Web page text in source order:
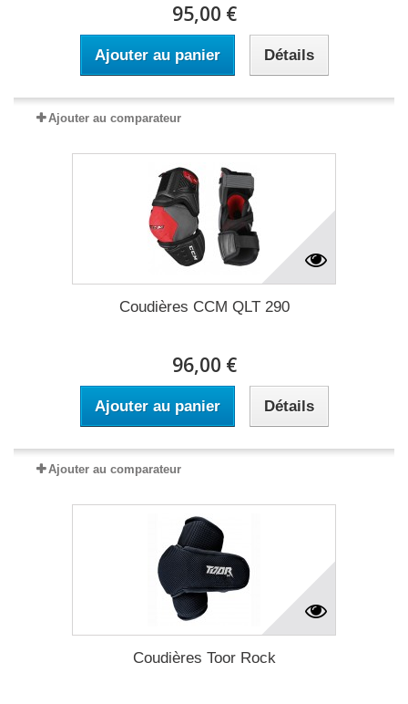
95,00 €
Ajouter au panier Détails
Ajouter au comparateur
Coudières CCM QLT 290
96,00 €
Ajouter au panier Détails
Ajouter au comparateur
Coudières Toor Rock